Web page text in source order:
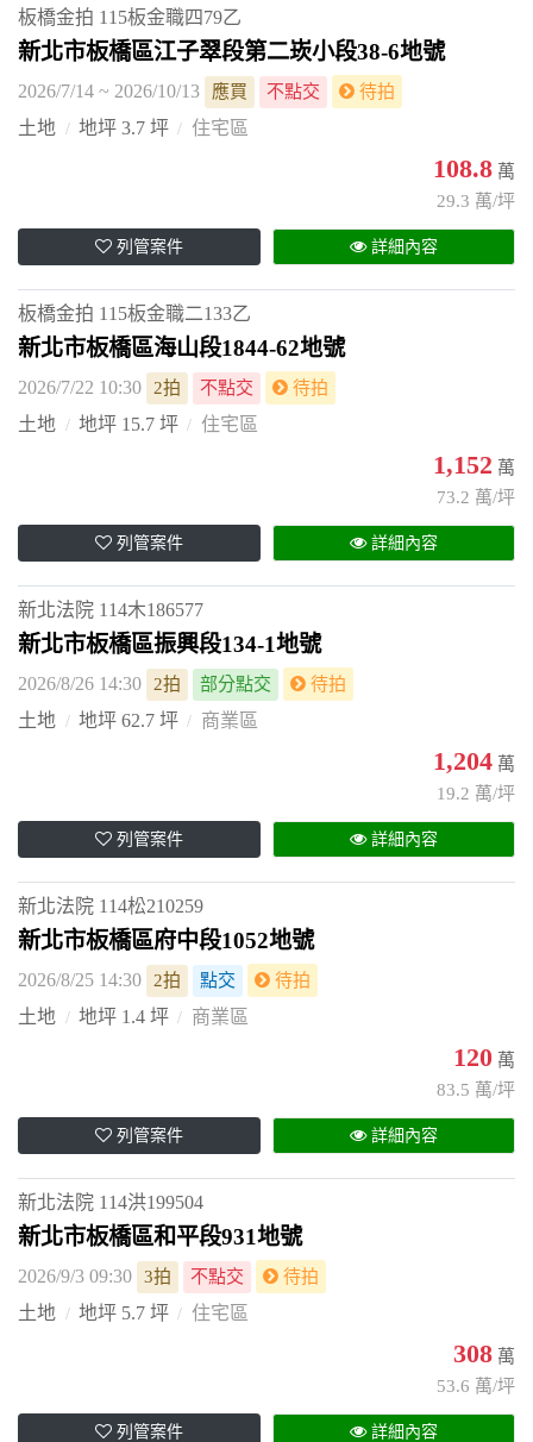
板橋金拍 115板金職四79乙
新北市板橋區江子翠段第二崁小段38-6地號
2026/7/14 ~ 2026/10/13 應買 不點交 待拍
土地 地坪 3.7 坪 住宅區
108.8 萬
29.3 萬/坪
列管案件 詳細內容
板橋金拍 115板金職二133乙
新北市板橋區海山段1844-62地號
2026/7/22 10:30 2拍 不點交 待拍
土地 地坪 15.7 坪 住宅區
1,152 萬
73.2 萬/坪
列管案件 詳細內容
新北法院 114木186577
新北市板橋區振興段134-1地號
2026/8/26 14:30 2拍 部分點交 待拍
土地 地坪 62.7 坪 商業區
1,204 萬
19.2 萬/坪
列管案件 詳細內容
新北法院 114松210259
新北市板橋區府中段1052地號
2026/8/25 14:30 2拍 點交 待拍
土地 地坪 1.4 坪 商業區
120 萬
83.5 萬/坪
列管案件 詳細內容
新北法院 114洪199504
新北市板橋區和平段931地號
2026/9/3 09:30 3拍 不點交 待拍
土地 地坪 5.7 坪 住宅區
308 萬
53.6 萬/坪
列管案件 詳細內容